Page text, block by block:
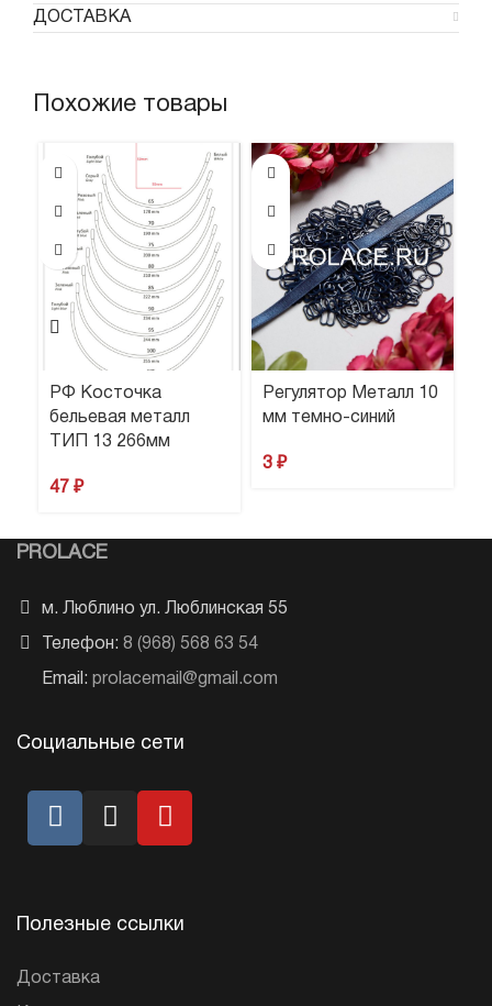
ДОСТАВКА
Похожие товары
РФ Косточка
бельевая металл
ТИП 13 266мм
47 ₽
Регулятор Металл 10
мм темно-синий
3 ₽
PROLACE
м. Люблино ул. Люблинская 55
Телефон: 8 (968) 568 63 54
Email: prolacemail@gmail.com
Социальные сети
Полезные ссылки
Доставка